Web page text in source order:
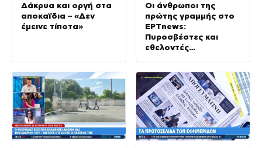
Δάκρυα και οργή στα
αποκαΐδια – «Δεν
έμεινε τίποτα»
Οι άνθρωποι της
πρώτης γραμμής στο
ΕΡΤnews:
Πυροσβέστες και
εθελοντές
μέτωπα